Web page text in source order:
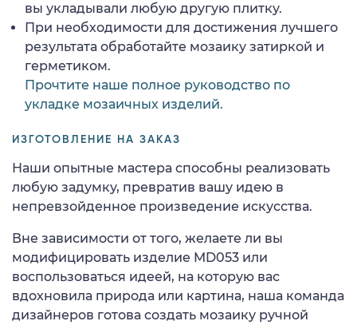
вы укладывали любую другую плитку.
При необходимости для достижения лучшего
результата обработайте мозаику затиркой и
герметиком.
Прочтите наше полное руководство по
укладке мозаичных изделий.
ИЗГОТОВЛЕНИЕ НА ЗАКАЗ
Наши опытные мастера способны реализовать
любую задумку, превратив вашу идею в
непревзойденное произведение искусства.
Вне зависимости от того, желаете ли вы
модифицировать изделие MD053 или
воспользоваться идеей, на которую вас
вдохновила природа или картина, наша команда
дизайнеров готова создать мозаику ручной